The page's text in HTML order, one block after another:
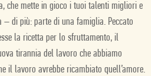
che mette in gioco i tuoi talenti migliori e
di più: parte di una famiglia. Peccato
la ricetta per lo sfruttamento, il
tirannia del lavoro che abbiamo
il lavoro avrebbe ricambiato quell’amore.